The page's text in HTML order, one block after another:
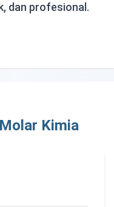
dan profesional.
Kimia